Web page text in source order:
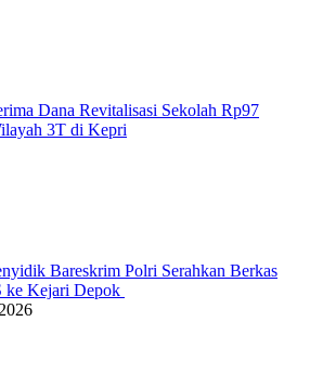
Dana Revitalisasi Sekolah Rp97
3T di Kepri
Bareskrim Polri Serahkan Berkas
ke Kejari Depok